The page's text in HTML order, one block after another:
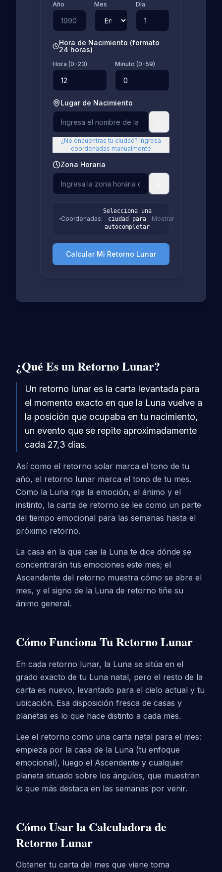
Año Mes Día
Hora de Nacimiento (formato
24 horas)
Hora (0-23) Minuto (0-59)
Lugar de Nacimiento
¿No encuentras tu ciudad? Ingresa
coordenadas manualmente
Zona Horaria
Coordenadas:
Selecciona una
ciudad para
autocompletar
Mostrar
Calcular Mi Retorno Lunar
¿Qué Es un Retorno Lunar?
Un retorno lunar es la carta levantada para
el momento exacto en que la Luna vuelve a
la posición que ocupaba en tu nacimiento,
un evento que se repite aproximadamente
cada 27,3 días.
Así como el retorno solar marca el tono de tu
año, el retorno lunar marca el tono de tu mes.
Como la Luna rige la emoción, el ánimo y el
instinto, la carta de retorno se lee como un parte
del tiempo emocional para las semanas hasta el
próximo retorno.
La casa en la que cae la Luna te dice dónde se
concentrarán tus emociones este mes; el
Ascendente del retorno muestra cómo se abre el
mes, y el signo de la Luna de retorno tiñe su
ánimo general.
Cómo Funciona Tu Retorno Lunar
En cada retorno lunar, la Luna se sitúa en el
grado exacto de tu Luna natal, pero el resto de la
carta es nuevo, levantado para el cielo actual y tu
ubicación. Esa disposición fresca de casas y
planetas es lo que hace distinto a cada mes.
Lee el retorno como una carta natal para el mes:
empieza por la casa de la Luna (tu enfoque
emocional), luego el Ascendente y cualquier
planeta situado sobre los ángulos, que muestran
lo que más destaca en las semanas por venir.
Cómo Usar la Calculadora de
Retorno Lunar
Obtener tu carta del mes que viene toma